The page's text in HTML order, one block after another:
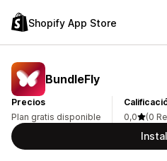
Shopify App Store
BundleFly
Precios
Plan gratis disponible
0,0
(0